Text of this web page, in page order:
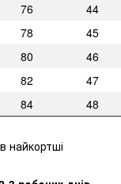
76
44
78
45
80
46
82
47
84
48
найкортші